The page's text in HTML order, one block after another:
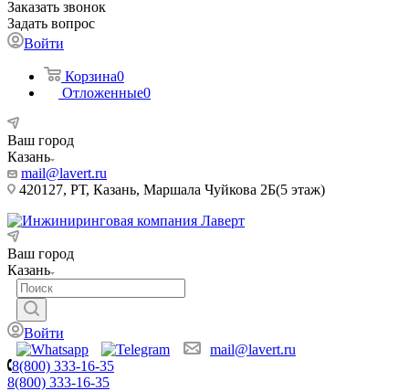
Заказать звонок
Задать вопрос
Войти
Корзина0
Отложенные0
Ваш город
Казань
mail@lavert.ru
420127, РТ, Казань, Маршала Чуйкова 2Б(5 этаж)
Ваш город
Казань
Войти
mail@lavert.ru
8(800) 333-16-35
8(800) 333-16-35